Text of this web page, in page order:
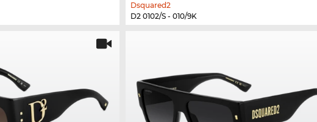
Dsquared2
D2 0102/S - 010/9K